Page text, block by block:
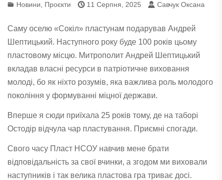
Новини Проєкти 11 Серпня, 2025 Савчук Оксана
Саму оселю «Сокіл» пластунам подарував Андрей
Шептицький. Наступного року буде 100 років цьому
пластовому місцю. Митрополит Андрей Шептицький
вкладав власні ресурси в патріотичне виховання
молоді, бо як ніхто розумів, яка важлива роль молодого
покоління у формуванні міцної держави.
Вперше я сюди приїхала 25 років тому, де на таборі
Остодір відчула чар пластування. Приємні спогади.
Свого часу Пласт НСОУ навчив мене брати
відповідальність за свої вчинки, а згодом ми виховали
наступників і так велика пластова гра триває досі.